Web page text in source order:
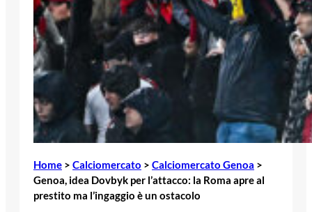
Home > Calciomercato > Calciomercato Genoa >
Genoa, idea Dovbyk per l’attacco: la Roma apre al
prestito ma l’ingaggio è un ostacolo